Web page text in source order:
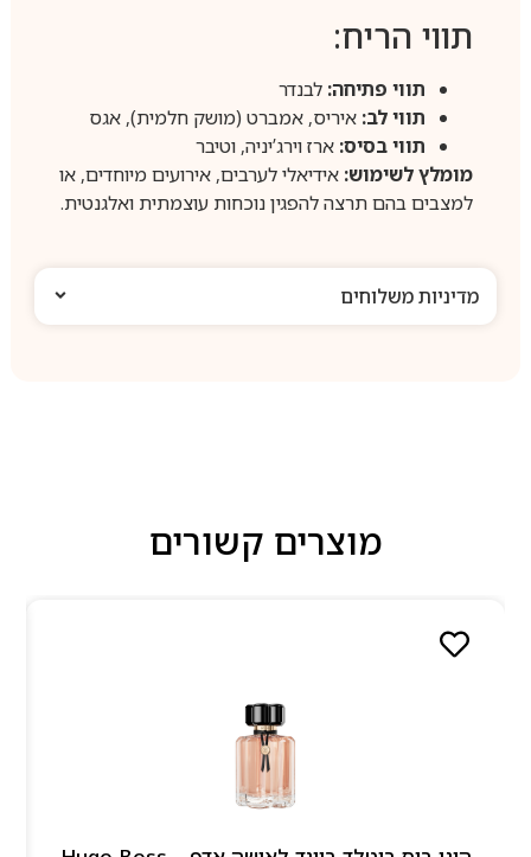
תווי הריח:
תווי פתיחה:לבנדר
תווי לב:איריס, אמברט (מושק חלמית), אגס
תווי בסיס:ארז וירג’יניה, וטיבר
מומלץ לשימוש:אידיאלי לערבים, אירועים מיוחדים, או
למצבים בהם תרצה להפגין נוכחות עוצמתית ואלגנטית.
מדיניות משלוחים
מוצרים קשורים